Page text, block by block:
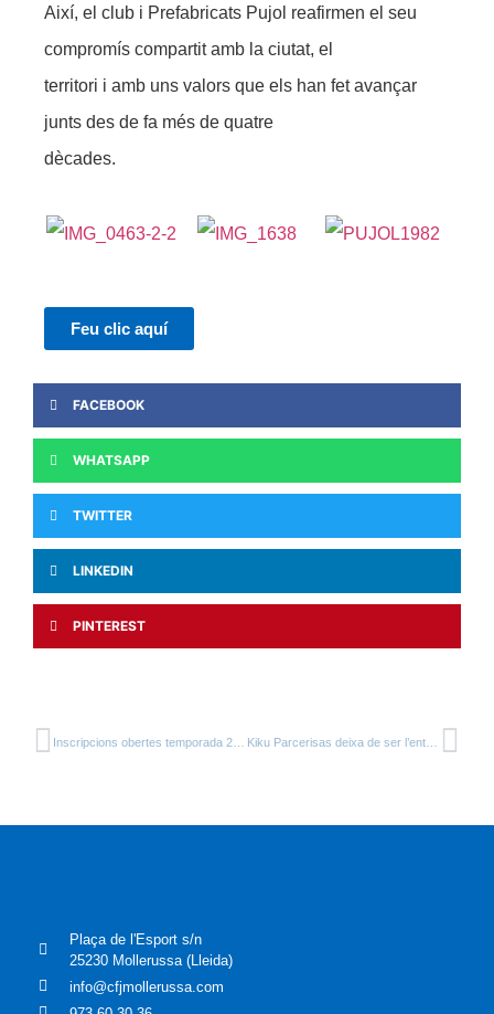
Així, el club i Prefabricats Pujol reafirmen el seu
compromís compartit amb la ciutat, el
territori i amb uns valors que els han fet avançar
junts des de fa més de quatre
dècades.
Feu clic aquí
FACEBOOK
WHATSAPP
TWITTER
LINKEDIN
PINTEREST
Kiku Parcerisas deixa de ser l’entrenador del primer equip.
Plaça de l'Esport s/n
25230 Mollerussa (Lleida)
info@cfjmollerussa.com